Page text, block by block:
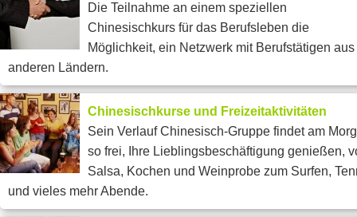
Die Teilnahme an einem speziellen
Chinesischkurs für das Berufsleben die
Möglichkeit, ein Netzwerk mit Berufstätigen aus
anderen Ländern.
Chinesischkurse und Freizeitaktivitäten
Sein Verlauf Chinesisch-Gruppe findet am
so frei, Ihre Lieblingsbeschäftigung genießen,
Salsa, Kochen und Weinprobe zum Surfen,
und vieles mehr Abende.